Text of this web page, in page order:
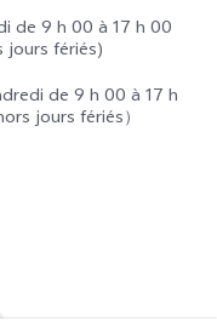
de 9 h 00 à 17 h 00
jours fériés)
de 9 h 00 à 17 h
jours fériés）